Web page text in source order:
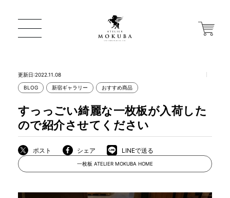
店舗から探す
一枚板 ATELIER MOKUBA HOME
更新日:2022.11.08
BLOG 新宿ギャラリー おすすめ商品
すっっごい綺麗な一枚板が入荷した
ので紹介させてください
ポスト シェア LINEで送る
一枚板 ATELIER MOKUBA HOME